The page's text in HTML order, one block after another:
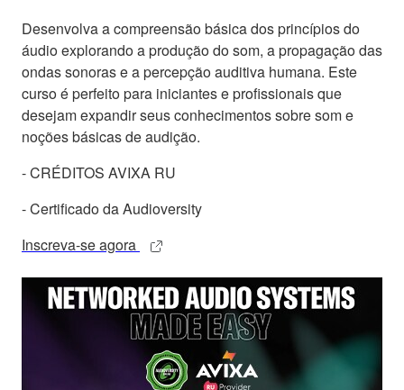
Desenvolva a compreensão básica dos princípios do
áudio explorando a produção do som, a propagação das
ondas sonoras e a percepção auditiva humana. Este
curso é perfeito para iniciantes e profissionais que
desejam expandir seus conhecimentos sobre som e
noções básicas de audição.
- CRÉDITOS AVIXA RU
- Certificado da Audioversity
Inscreva-se agora